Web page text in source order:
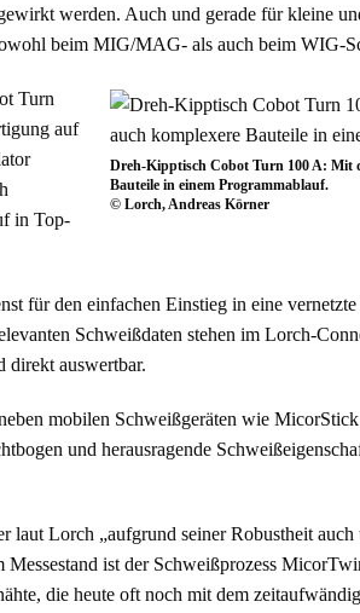
werden. Auch und gerade für kleine
beim MIG/MAG- als auch beim WIG-
Dreh-Kipptisch Cobot Turn 100 A: Mit
Bauteile in einem Programmablauf.
© Lorch, Andreas Körner
Turn
auf
in Top-
für den einfachen Einstieg in eine
Schweißdaten stehen im Lorch-
direkt auswertbar.
mobilen Schweißgeräten wie
und herausragende
Lorch „aufgrund seiner Robustheit
ist der Schweißprozess
die heute oft noch mit dem